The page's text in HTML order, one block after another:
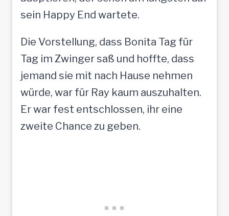
sein Happy End wartete.
Die Vorstellung, dass Bonita Tag für
Tag im Zwinger saß und hoffte, dass
jemand sie mit nach Hause nehmen
würde, war für Ray kaum auszuhalten.
Er war fest entschlossen, ihr eine
zweite Chance zu geben.